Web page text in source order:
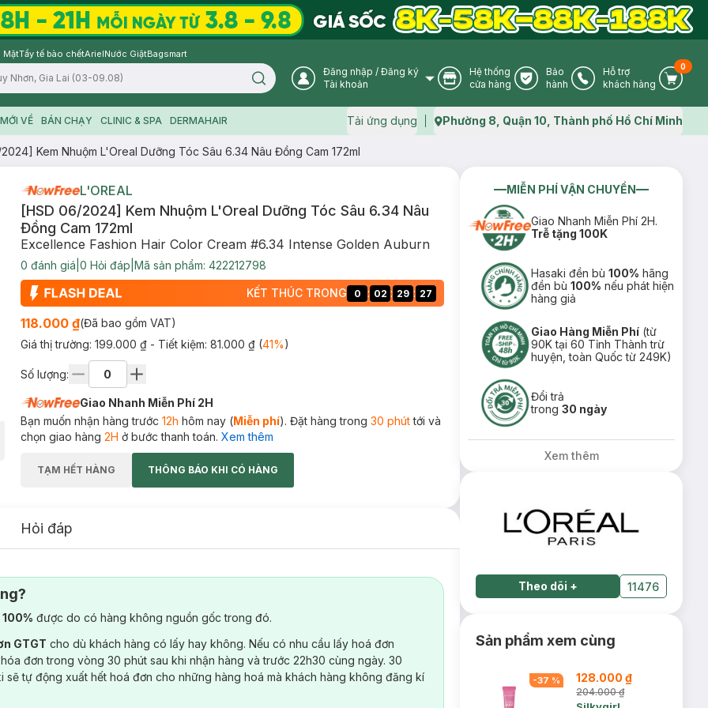
MặtTẩy tế bào chếtArielNước GiặtBagsmart
Search icon User Icon
Đăng nhập / Đăng ký
Tài khoản
Store Icon
Hệ thống
cửa hàng
Warranty Icon
Bảo
hành
Phone Icon
Hỗ trợ
khách hàng
Cart
0
VỀ BÁN CHẠY CLINIC & SPA DERMAHAIR Tải ứng dụng Map icon
Phường 8, Quận 10, Thành phố Hồ Chí Minh
Kem Nhuộm L'Oreal Dưỡng Tóc Sâu 6.34 Nâu Đồng Cam 172ml
L'OREAL
[HSD 06/2024] Kem Nhuộm L'Oreal Dưỡng Tóc Sâu 6.34 Nâu
Đồng Cam 172ml
Excellence Fashion Hair Color Cream #6.34 Intense Golden Auburn
0 đánh giá 0 Hỏi đáp Mã sản phẩm: 422212798
KẾT THÚC TRONG 0 : 02 : 29 : 26
118.000 ₫(Đã bao gồm VAT)
Giá thị trường: 199.000 ₫ - Tiết kiệm: 81.000 ₫(41%)
Số lượng:
Giao Nhanh Miễn Phí 2H
Bạn muốn nhận hàng trước 12h hôm nay (Miễn phí). Đặt hàng trong 30 phúttới và
chọn giao hàng 2H ở bước thanh toán. Xem thêm
TẠM HẾT HÀNG THÔNG BÁO KHI CÓ HÀNG
Hỏi đáp
được do có hàng không nguồn gốc trong đó.
GTGT cho dù khách hàng có lấy hay không. Nếu có nhu cầu lấy hoá đơn
đơn trong vòng 30 phút sau khi nhận hàng và trước 22h30 cùng ngày. 30
sẽ tự động xuất hết hoá đơn cho những hàng hoá mà khách hàng không đăng kí
MIỄN PHÍ VẬN CHUYỂN
Giao Nhanh Miễn Phí 2H.
Trễ tặng 100K
Hasaki đền bù100% hãng
đền bù100% nếu phát hiện
hàng giả
Giao Hàng Miễn Phí (từ
90K tại 60 Tỉnh Thành trừ
huyện, toàn Quốc từ 249K)
Đổi trả
trong30 ngày
Xem thêm
Theo dõi + 11476
Sản phẩm xem cùng
-37 % 128.000 ₫
204.000 ₫